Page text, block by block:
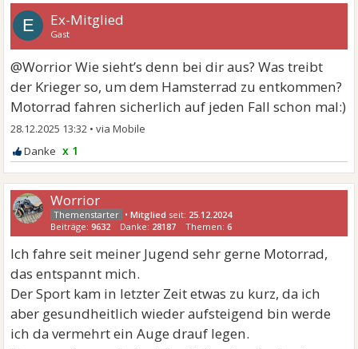
E Ex-Mitglied
Gast
@Worrior Wie sieht’s denn bei dir aus? Was treibt
der Krieger so, um dem Hamsterrad zu entkommen?
Motorrad fahren sicherlich auf jeden Fall schon mal:)
28.12.2025 13:32 •
x 1
Worrior
•Mitglied seit: 25.12.2024
Beiträge:9632 Danke: 28187 Themen:6
Ich fahre seit meiner Jugend sehr gerne Motorrad,
das entspannt mich.
Der Sport kam in letzter Zeit etwas zu kurz, da ich
aber gesundheitlich wieder aufsteigend bin werde
ich da vermehrt ein Auge drauf legen.